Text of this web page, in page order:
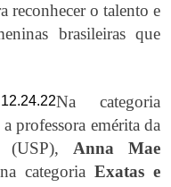
reconhecer o talento e
brasileiras que
Na categoria
professora emérita da
(USP), Anna Mae
categoria Exatas e